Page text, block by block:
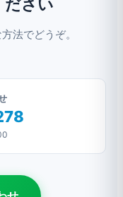
ださい
法でどうぞ。